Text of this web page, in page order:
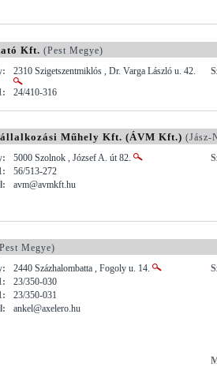
Kft. (Pest Megye)
2310 Szigetszentmiklós , Dr. Varga László u. 42.
24/410-316
Műhely Kft. (ÁVM Kft.) (Jász-
5000 Szolnok , József A. út 82.
56/513-272
avm@avmkft.hu
Megye)
2440 Százhalombatta , Fogoly u. 14.
23/350-030
23/350-031
ankel@axelero.hu